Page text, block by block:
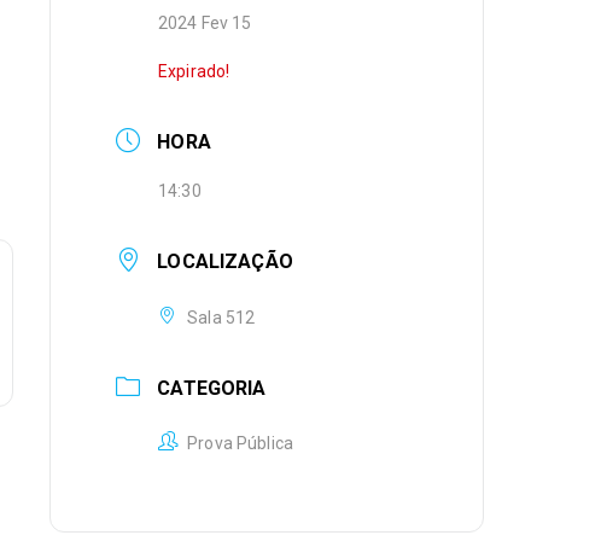
2024 Fev 15
Expirado!
HORA
14:30
LOCALIZAÇÃO
Sala 512
CATEGORIA
Prova Pública